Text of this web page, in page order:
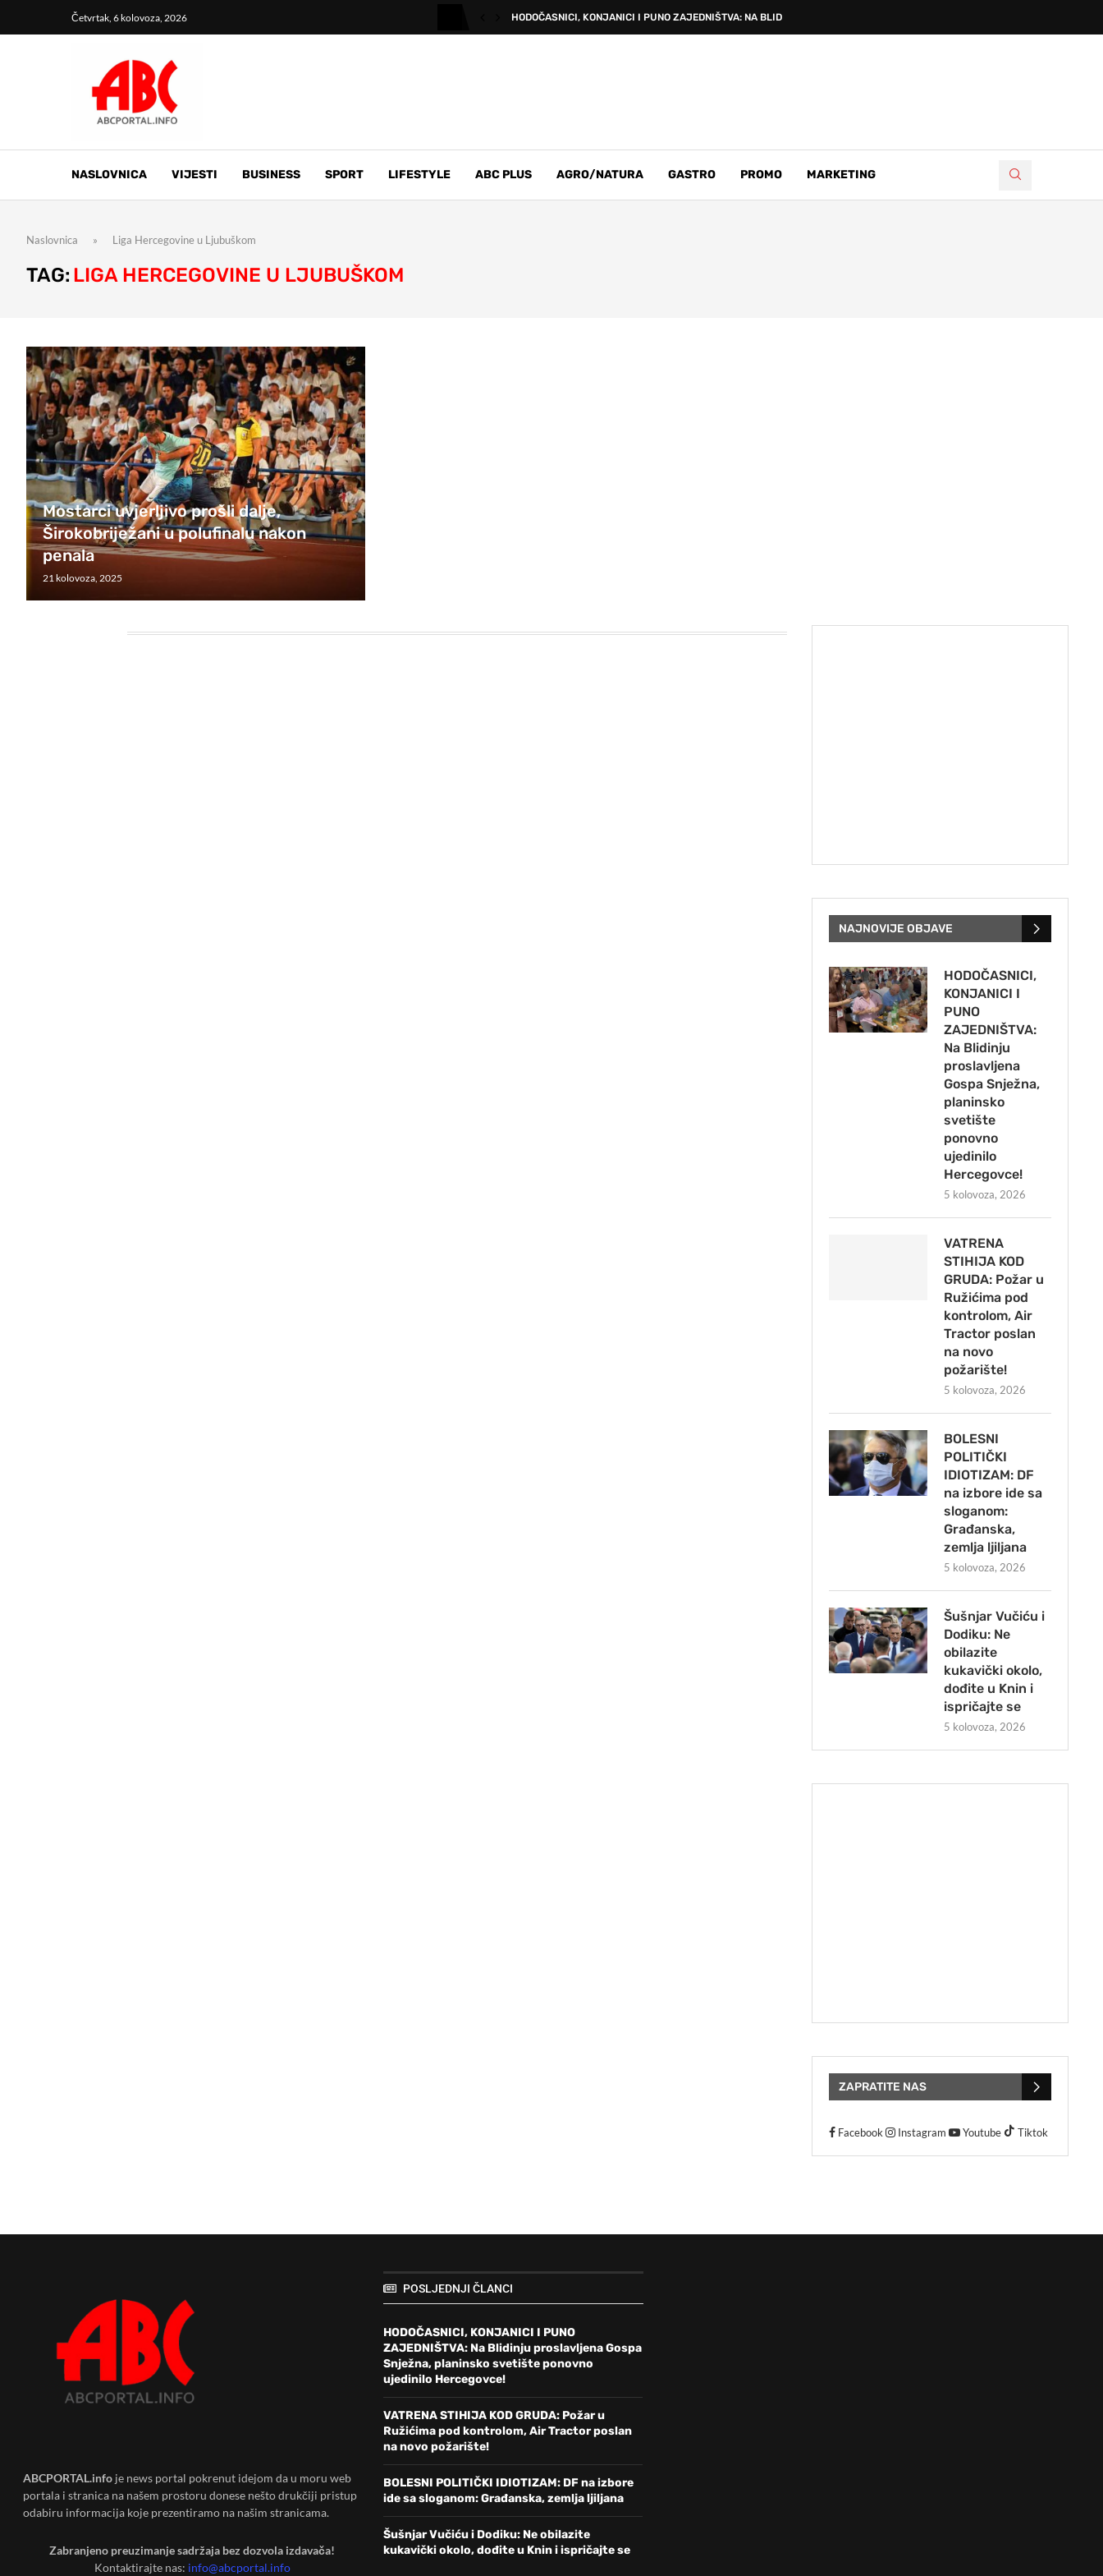
Četvrtak, 6 kolovoza, 2026 HODOČASNICI, KONJANICI I PUNO ZAJEDNIŠTVA: NA BLIDINJU PROSLAVLJENA...
NASLOVNICA VIJESTI BUSINESS SPORT LIFESTYLE ABC PLUS AGRO/NATURA GASTRO PROMO MARKETING
Naslovnica » Liga Hercegovine u Ljubuškom
TAG: LIGA HERCEGOVINE U LJUBUŠKOM
Mostarci uvjerljivo prošli dalje,
Širokobriježani u polufinalu nakon
penala
21 kolovoza, 2025
NAJNOVIJE OBJAVE
HODOČASNICI,
KONJANICI I
PUNO
ZAJEDNIŠTVA:
Na Blidinju
proslavljena
Gospa Snježna,
planinsko
svetište
ponovno
ujedinilo
Hercegovce!
5 kolovoza, 2026
VATRENA
STIHIJA KOD
GRUDA: Požar u
Ružićima pod
kontrolom, Air
Tractor poslan
na novo
požarište!
5 kolovoza, 2026
BOLESNI
POLITIČKI
IDIOTIZAM: DF
na izbore ide sa
sloganom:
Građanska,
zemlja ljiljana
5 kolovoza, 2026
Šušnjar Vučiću i
Dodiku: Ne
obilazite
kukavički okolo,
dođite u Knin i
ispričajte se
5 kolovoza, 2026
ZAPRATITE NAS
Facebook Instagram Youtube Tiktok
ABCPORTAL.info je news portal pokrenut idejom da u moru web
portala i stranica na našem prostoru donese nešto drukčiji pristup
odabiru informacija koje prezentiramo na našim stranicama.
Zabranjeno preuzimanje sadržaja bez dozvola izdavača!
Kontaktirajte nas: info@abcportal.info
POSLJEDNJI ČLANCI
HODOČASNICI, KONJANICI I PUNO
ZAJEDNIŠTVA: Na Blidinju proslavljena Gospa
Snježna, planinsko svetište ponovno
ujedinilo Hercegovce!
VATRENA STIHIJA KOD GRUDA: Požar u
Ružićima pod kontrolom, Air Tractor poslan
na novo požarište!
BOLESNI POLITIČKI IDIOTIZAM: DF na izbore
ide sa sloganom: Građanska, zemlja ljiljana
Šušnjar Vučiću i Dodiku: Ne obilazite
kukavički okolo, dođite u Knin i ispričajte se